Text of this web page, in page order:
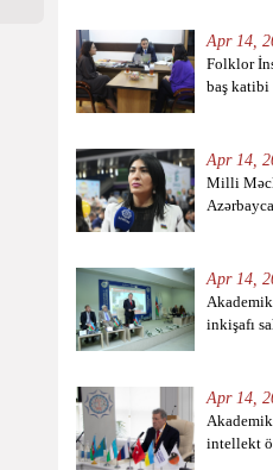
Apr 14,
Folklor
baş
Apr 14,
Milli
Apr 14,
inkişafı
Apr 14,
intellekt